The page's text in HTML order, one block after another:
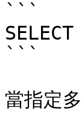
```
```
當指定